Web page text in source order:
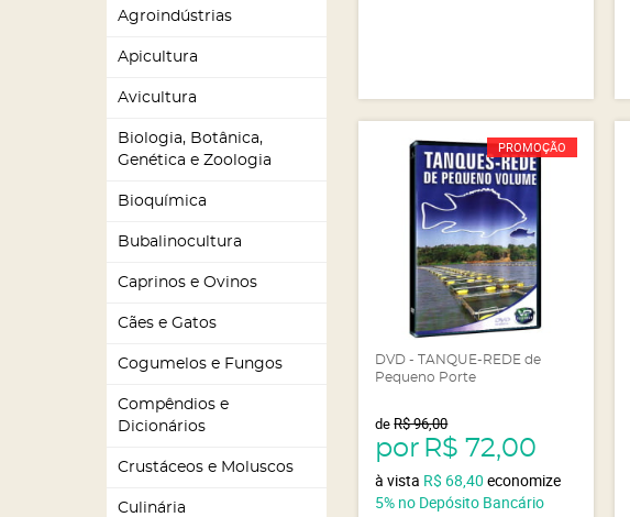
Agroindústrias
Apicultura
Avicultura
Biologia, Botânica,
Genética e Zoologia
Bioquímica
Bubalinocultura
Caprinos e Ovinos
Cães e Gatos
Cogumelos e Fungos
Compêndios e
Dicionários
Crustáceos e Moluscos
Culinária
PROMOÇÃO
DVD - TANQUE-REDE de
Pequeno Porte
deR$ 96,00
por R$ 72,00
à vista R$ 68,40 economize
5% no Depósito Bancário